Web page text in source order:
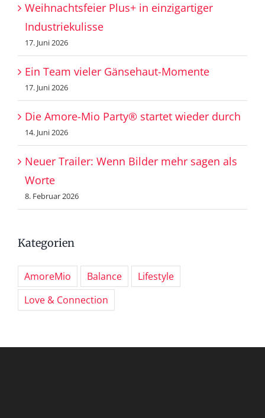
Weihnachtsfeier Plus+ in einzigartiger
Industriekulisse
17. Juni 2026
Ein Team vieler Gänsehaut-Momente
17. Juni 2026
Die Amore-Mio Party® startet wieder durch
14. Juni 2026
Neuer Trailer: Wenn Bilder mehr sagen als
Worte
8. Februar 2026
Kategorien
AmoreMio Balance
Lifestyle
Love & Connection